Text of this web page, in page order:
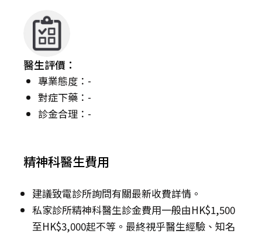
醫生評價：
專業態度：-
對症下藥：-
診金合理：-
精神科醫生費用
建議致電診所詢問有關最新收費詳情。
私家診所精神科醫生診金費用一般由HK$1,500
至HK$3,000起不等。最終視乎醫生經驗、知名